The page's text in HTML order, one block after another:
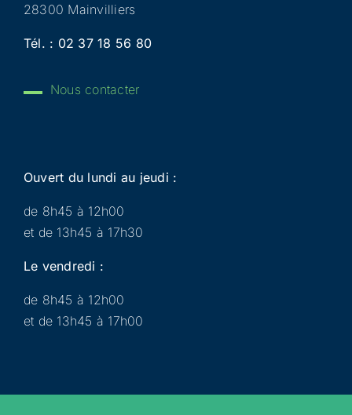
28300 Mainvilliers
Tél. : 02 37 18 56 80
Nous contacter
Ouvert du lundi au jeudi :
de 8h45 à 12h00
et de 13h45 à 17h30
Le vendredi :
de 8h45 à 12h00
et de 13h45 à 17h00